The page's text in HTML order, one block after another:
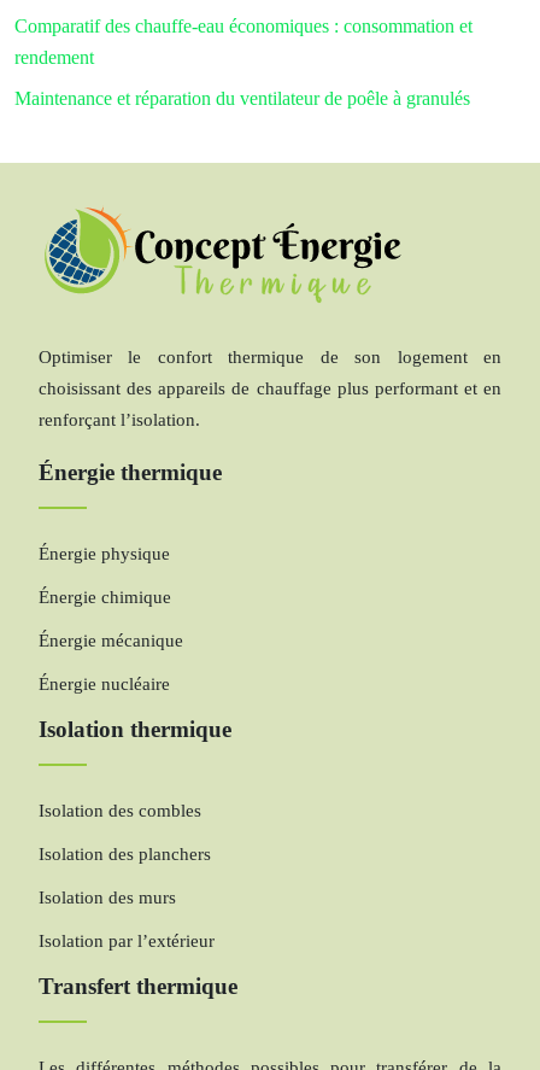
Comparatif des chauffe-eau économiques : consommation et
rendement
Maintenance et réparation du ventilateur de poêle à granulés
Optimiser le confort thermique de son logement en
choisissant des appareils de chauffage plus performant et en
renforçant l’isolation.
Énergie thermique
Énergie physique
Énergie chimique
Énergie mécanique
Énergie nucléaire
Isolation thermique
Isolation des combles
Isolation des planchers
Isolation des murs
Isolation par l’extérieur
Transfert thermique